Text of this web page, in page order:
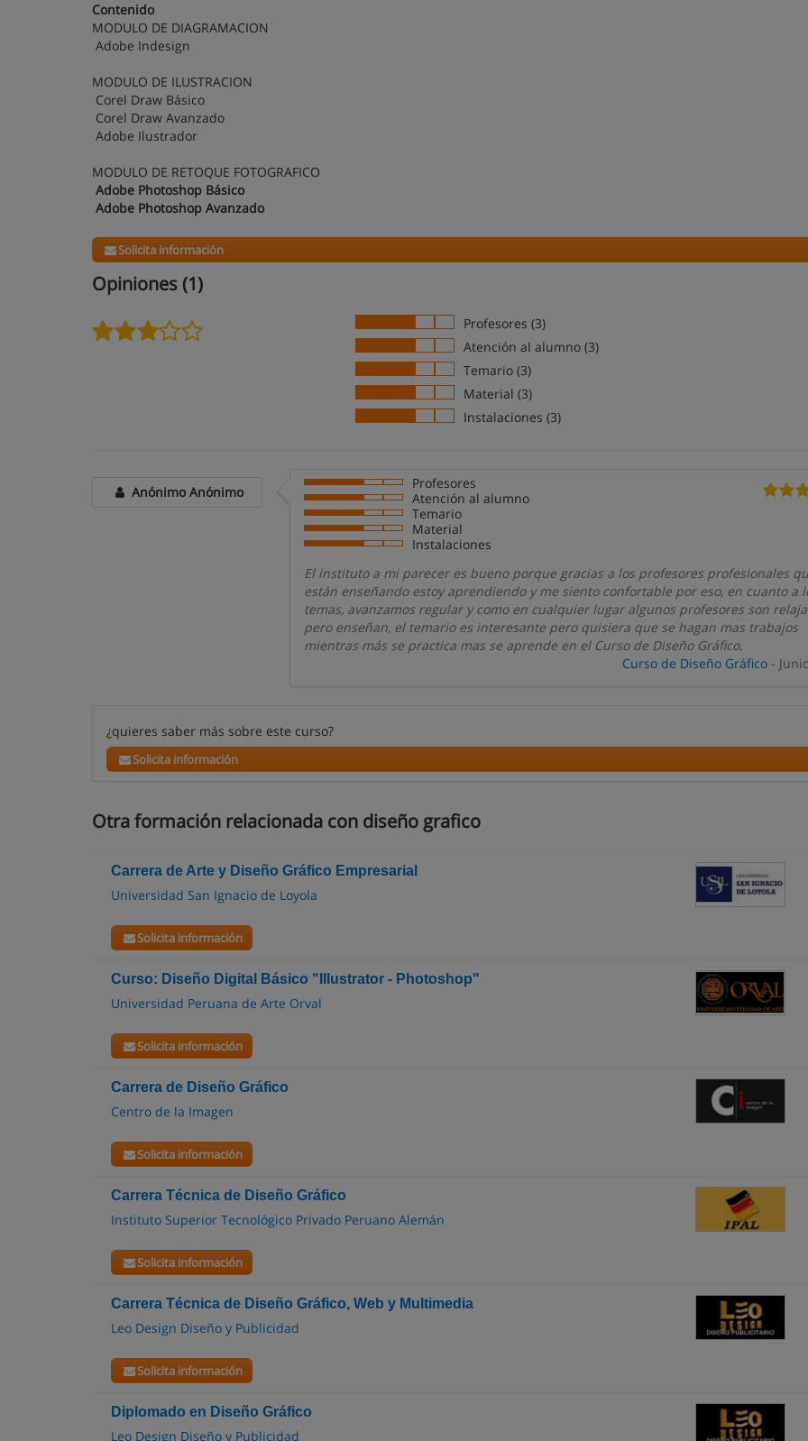
Contenido
MODULO DE DIAGRAMACION
Adobe Indesign
MODULO DE ILUSTRACION
Corel Draw Básico
Corel Draw Avanzado
Adobe Ilustrador
MODULO DE RETOQUE FOTOGRAFICO
Adobe Photoshop Básico
Adobe Photoshop Avanzado
Solicita información
Opiniones (1)
Profesores (3)
Atención al alumno (3)
Temario (3)
Material (3)
Instalaciones (3)
Anónimo Anónimo
Profesores
Atención al alumno
Temario
Material
Instalaciones
El instituto a mi parecer es bueno porque gracias a los profesores profesionales
están enseñando estoy aprendiendo y me siento confortable por eso, en cuanto a
temas, avanzamos regular y como en cualquier lugar algunos profesores son
pero enseñan, el temario es interesante pero quisiera que se hagan mas trabajos
mientras más se practica mas se aprende en el Curso de Diseño Gráfico.
Curso de Diseño Gráfico-
¿quieres saber más sobre este curso?
Solicita información
Otra formación relacionada con diseño grafico
Carrera de Arte y Diseño Gráfico Empresarial
Universidad San Ignacio de Loyola
Solicita información
Curso: Diseño Digital Básico "Illustrator - Photoshop"
Universidad Peruana de Arte Orval
Solicita información
Carrera de Diseño Gráfico
Centro de la Imagen
Solicita información
Carrera Técnica de Diseño Gráfico
Instituto Superior Tecnológico Privado Peruano Alemán
Solicita información
Carrera Técnica de Diseño Gráfico, Web y Multimedia
Leo Design Diseño y Publicidad
Solicita información
Diplomado en Diseño Gráfico
Leo Design Diseño y Publicidad